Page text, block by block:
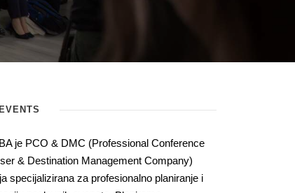
je PCO & DMC (Professional Conference
& Destination Management Company)
specijalizirana za profesionalno planiranje i